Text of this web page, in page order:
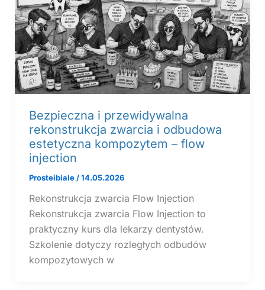
Bezpieczna i przewidywalna
rekonstrukcja zwarcia i odbudowa
estetyczna kompozytem – flow
injection
Prosteibiale /14.05.2026
Rekonstrukcja zwarcia Flow Injection
Rekonstrukcja zwarcia Flow Injection to
praktyczny kurs dla lekarzy dentystów.
Szkolenie dotyczy rozległych odbudów
kompozytowych w